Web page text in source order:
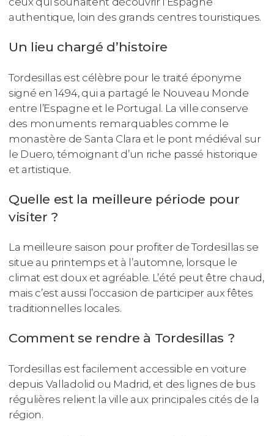
authentique, loin des grands centres touristiques.
Un lieu chargé d’histoire
Tordesillas est célèbre pour le traité éponyme
signé en 1494, qui a partagé le Nouveau Monde
entre l’Espagne et le Portugal. La ville conserve
des monuments remarquables comme le
monastère de Santa Clara et le pont médiéval sur
le Duero, témoignant d’un riche passé historique
et artistique.
Quelle est la meilleure période pour
visiter ?
La meilleure saison pour profiter de Tordesillas se
situe au printemps et à l’automne, lorsque le
climat est doux et agréable. L’été peut être chaud,
mais c’est aussi l’occasion de participer aux fêtes
traditionnelles locales.
Comment se rendre à Tordesillas ?
Tordesillas est facilement accessible en voiture
depuis Valladolid ou Madrid, et des lignes de bus
régulières relient la ville aux principales cités de la
région.